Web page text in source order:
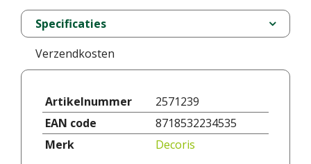
Specificaties
Verzendkosten
Artikelnummer
2571239
EAN code
8718532234535
Merk
Decoris